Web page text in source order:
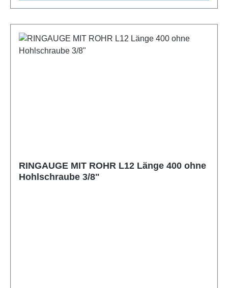
RINGAUGE MIT ROHR L12 Länge 400 ohne
Hohlschraube 3/8"